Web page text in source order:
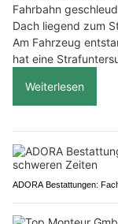
Fahrbahn
Dach liegend zum
Am Fahrzeug
hat eine
Weiterlesen
ADORA Bestattungen: